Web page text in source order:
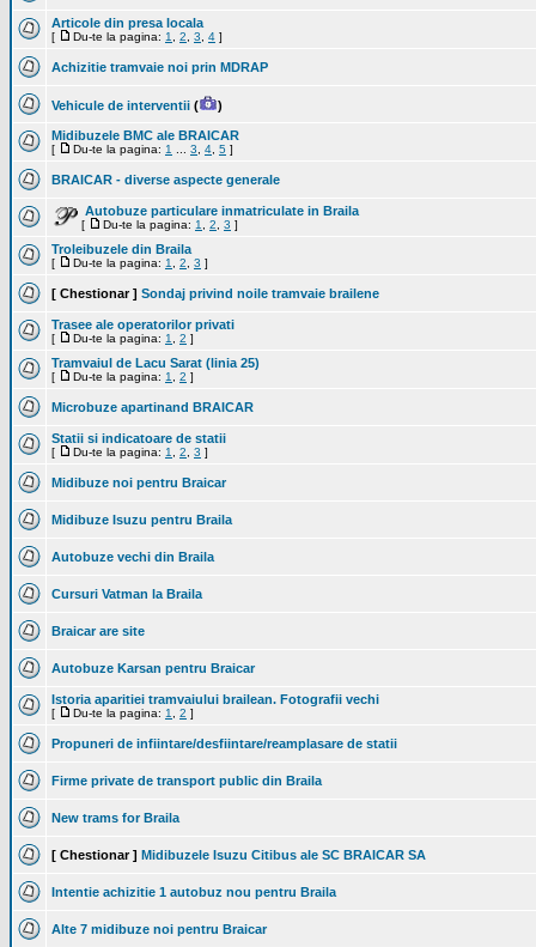
Articole din presa locala
[ Du-te la pagina: 1 2 3 4 ]
Achizitie tramvaie noi prin MDRAP
Vehicule de interventii ( )
Midibuzele BMC ale BRAICAR
[ Du-te la pagina: 1 3 4 5 ]
BRAICAR - diverse aspecte generale
Autobuze particulare inmatriculate in Braila
[ Du-te la pagina: 1 2 3 ]
Troleibuzele din Braila
[ Du-te la pagina: 1 2 3 ]
[ Chestionar ] Sondaj privind noile tramvaie brailene
Trasee ale operatorilor privati
[ Du-te la pagina: 1 2 ]
Tramvaiul de Lacu Sarat (linia 25)
[ Du-te la pagina: 1 2 ]
Microbuze apartinand BRAICAR
Statii si indicatoare de statii
[ Du-te la pagina: 1 2 3 ]
Midibuze noi pentru Braicar
Midibuze Isuzu pentru Braila
Autobuze vechi din Braila
Cursuri Vatman la Braila
Braicar are site
Autobuze Karsan pentru Braicar
Istoria aparitiei tramvaiului brailean. Fotografii vechi
[ Du-te la pagina: 1 2 ]
Propuneri de infiintare/desfiintare/reamplasare de statii
Firme private de transport public din Braila
New trams for Braila
[ Chestionar ] Midibuzele Isuzu Citibus ale SC BRAICAR SA
Intentie achizitie 1 autobuz nou pentru Braila
Alte 7 midibuze noi pentru Braicar